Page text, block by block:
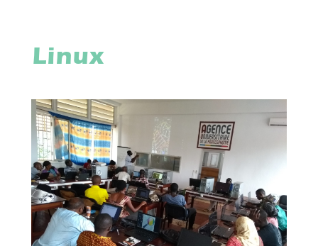
Linux